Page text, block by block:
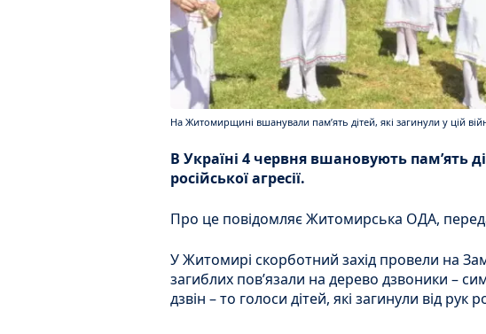
На Житомирщині вшанували памʼять дітей, які загинули у цій
В Україні 4 червня вшановують памʼять
російської агресії.
Про це повідомляє Житомирська ОДА,
У Житомирі скорботний захід провели на
загиблих повʼязали на дерево дзвоники –
дзвін – то голоси дітей, які загинули від рук